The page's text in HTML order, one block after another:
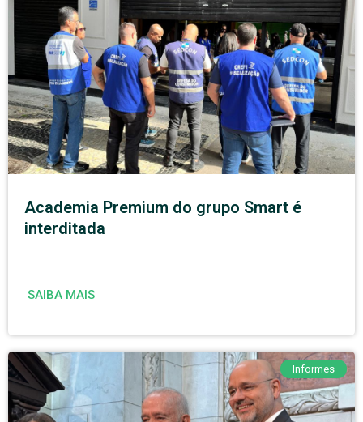
Academia Premium do grupo Smart é
interditada
SAIBA MAIS
Informes